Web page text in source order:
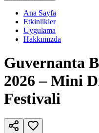
Ana Sayfa
Etkinlikler
Uygulama
Hakkımızda
Guvernanta
2026 – Mini
Festivali